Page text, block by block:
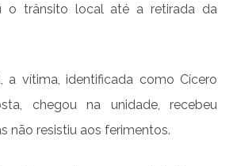
o trânsito local até a retirada da
a vítima, identificada como Cícero
chegou na unidade, recebeu
não resistiu aos ferimentos.